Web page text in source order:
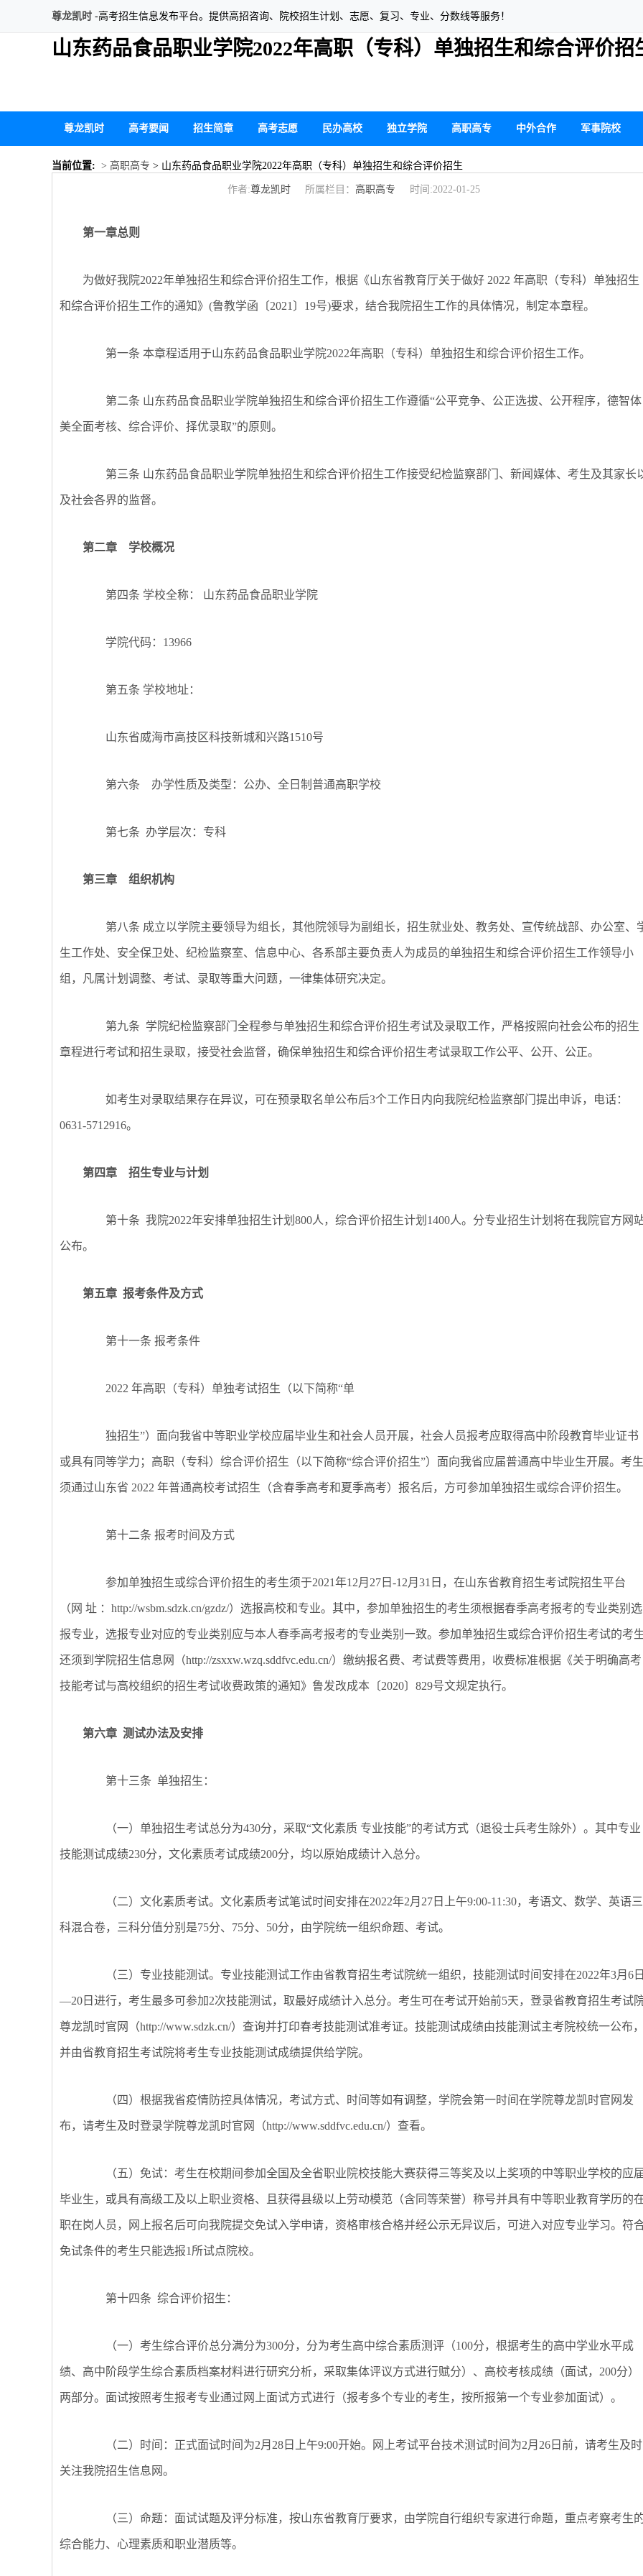
尊龙凯时 -高考招生信息发布平台。提供高招咨询、院校招生计划、志愿、复习、专业、分数线等服务！
山东药品食品职业学院2022年高职（专科）单独招生和综合评价招
尊龙凯时 高考要闻 招生简章 高考志愿 民办高校 独立学院 高职高专 中外合作 军事院校
当前位置: > 高职高专 > 山东药品食品职业学院2022年高职（专科）单独招生和综合评价招生
作者:尊龙凯时 所属栏目： 高职高专 时间:2022-01-25
第一章总则
为做好我院2022年单独招生和综合评价招生工作，根据《山东省教育厅关于做好 2022 年高职（专科）单独招生
和综合评价招生工作的通知》(鲁教学函〔2021〕19号)要求，结合我院招生工作的具体情况，制定本章程。
第一条 本章程适用于山东药品食品职业学院2022年高职（专科）单独招生和综合评价招生工作。
第二条 山东药品食品职业学院单独招生和综合评价招生工作遵循“公平竞争、公正选拔、公开程序，德智体
美全面考核、综合评价、择优录取”的原则。
第三条 山东药品食品职业学院单独招生和综合评价招生工作接受纪检监察部门、新闻媒体、考生及其家长
及社会各界的监督。
第二章 学校概况
第四条 学校全称： 山东药品食品职业学院
学院代码： 13966
第五条 学校地址：
山东省威海市高技区科技新城和兴路1510号
第六条 办学性质及类型：公办、全日制普通高职学校
第七条 办学层次：专科
第三章 组织机构
第八条 成立以学院主要领导为组长，其他院领导为副组长，招生就业处、教务处、宣传统战部、办公室、
生工作处、安全保卫处、纪检监察室、信息中心、各系部主要负责人为成员的单独招生和综合评价招生工作领导小
组，凡属计划调整、考试、录取等重大问题，一律集体研究决定。
第九条 学院纪检监察部门全程参与单独招生和综合评价招生考试及录取工作，严格按照向社会公布的招生
章程进行考试和招生录取，接受社会监督，确保单独招生和综合评价招生考试录取工作公平、公开、公正。
如考生对录取结果存在异议，可在预录取名单公布后3个工作日内向我院纪检监察部门提出申诉，电话：
0631-5712916。
第四章 招生专业与计划
第十条 我院2022年安排单独招生计划800人，综合评价招生计划1400人。分专业招生计划将在我院官方网
公布。
第五章 报考条件及方式
第十一条 报考条件
2022 年高职（专科）单独考试招生（以下简称“单
独招生”）面向我省中等职业学校应届毕业生和社会人员开展，社会人员报考应取得高中阶段教育毕业证书
或具有同等学力；高职（专科）综合评价招生（以下简称“综合评价招生”）面向我省应届普通高中毕业生开展。考生
须通过山东省 2022 年普通高校考试招生（含春季高考和夏季高考）报名后，方可参加单独招生或综合评价招生。
第十二条 报考时间及方式
参加单独招生或综合评价招生的考生须于2021年12月27日-12月31日，在山东省教育招生考试院招生平台
（网 址 ： http://wsbm.sdzk.cn/gzdz/）选报高校和专业。其中，参加单独招生的考生须根据春季高考报考的专业类别选
报专业，选报专业对应的专业类别应与本人春季高考报考的专业类别一致。 参加单独招生或综合评价招生考试的考
还须到学院招生信息网（http://zsxxw.wzq.sddfvc.edu.cn/）缴纳报名费、考试费等费用，收费标准根据《关于明确高考
技能考试与高校组织的招生考试收费政策的通知》鲁发改成本〔2020〕829号文规定执行。
第六章 测试办法及安排
第十三条 单独招生：
（一）单独招生考试总分为430分，采取“文化素质 专业技能”的考试方式（退役士兵考生除外）。其中专业
技能测试成绩230分，文化素质考试成绩200分，均以原始成绩计入总分。
（二）文化素质考试。文化素质考试笔试时间安排在2022年2月27日上午9:00-11:30，考语文、数学、英语三
科混合卷，三科分值分别是75分、75分、50分，由学院统一组织命题、考试。
（三）专业技能测试。专业技能测试工作由省教育招生考试院统一组织，技能测试时间安排在2022年3月6
—20日进行，考生最多可参加2次技能测试，取最好成绩计入总分。考生可在考试开始前5天，登录省教育招生考试
尊龙凯时官网（http://www.sdzk.cn/）查询并打印春考技能测试准考证。技能测试成绩由技能测试主考院校统一公布
并由省教育招生考试院将考生专业技能测试成绩提供给学院。
（四）根据我省疫情防控具体情况，考试方式、时间等如有调整，学院会第一时间在学院尊龙凯时官网发
布，请考生及时登录学院尊龙凯时官网（http://www.sddfvc.edu.cn/）查看。
（五）免试：考生在校期间参加全国及全省职业院校技能大赛获得三等奖及以上奖项的中等职业学校的应
毕业生，或具有高级工及以上职业资格、且获得县级以上劳动模范（含同等荣誉）称号并具有中等职业教育学历的
职在岗人员，网上报名后可向我院提交免试入学申请，资格审核合格并经公示无异议后，可进入对应专业学习。符
免试条件的考生只能选报1所试点院校。
第十四条 综合评价招生：
（一）考生综合评价总分满分为300分，分为考生高中综合素质测评（100分，根据考生的高中学业水平成
绩、高中阶段学生综合素质档案材料进行研究分析，采取集体评议方式进行赋分）、高校考核成绩（面试，200分）
两部分。面试按照考生报考专业通过网上面试方式进行（报考多个专业的考生，按所报第一个专业参加面试）。
（二）时间：正式面试时间为2月28日上午9:00开始。网上考试平台技术测试时间为2月26日前，请考生及时
关注我院招生信息网。
（三）命题：面试试题及评分标准，按山东省教育厅要求，由学院自行组织专家进行命题，重点考察考生
综合能力、心理素质和职业潜质等。